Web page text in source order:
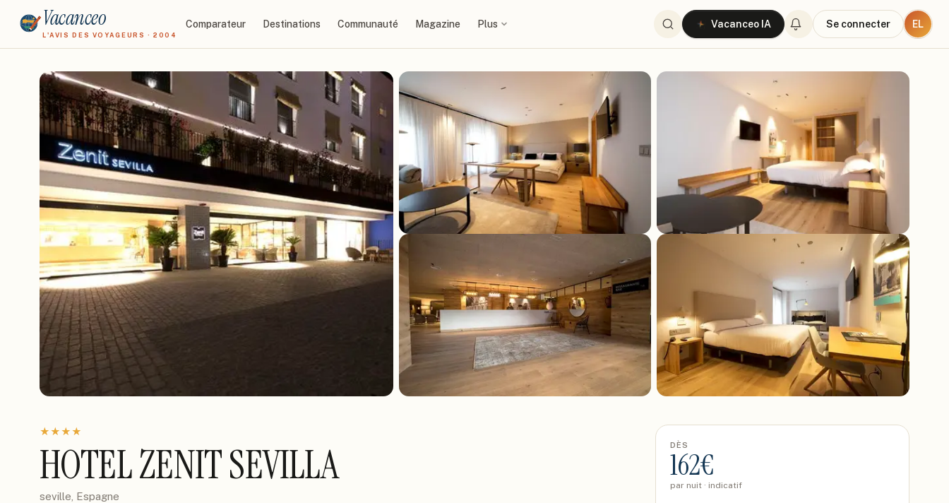
Vacanceo
L'AVIS DES VOYAGEURS · 2004
Comparateur Destinations Communauté Magazine Plus Vacanceo IA Se connecter EL
★★★★
HOTEL ZENIT SEVILLA
seville, Espagne
DÈS
162€
par nuit · indicatif